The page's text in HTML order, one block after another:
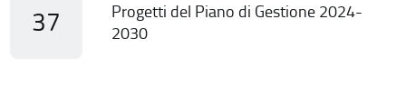
37
Progetti del Piano di Gestione 2024-
2030